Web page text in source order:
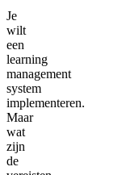
Je
wilt
een
learning
management
system
implementeren.
Maar
wat
zijn
de